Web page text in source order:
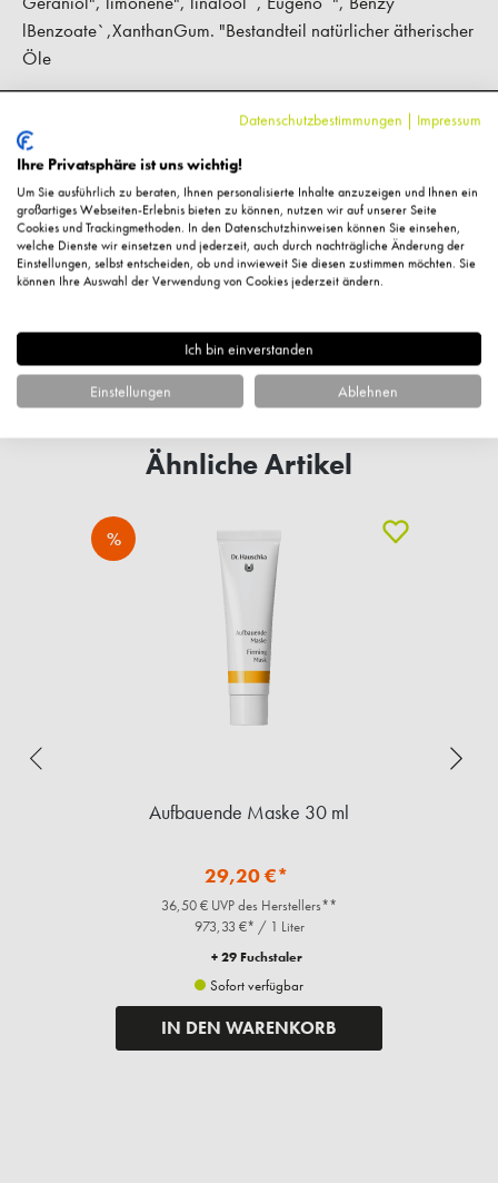
lBenzoate`,XanthanGum. "Bestandteil natürlicher ätherischer
Öle
Hersteller-Kontaktinformationen
Kundenbewertungen
Ähnliche Artikel
%
Aufbauende Maske 30 ml
29,20 €*
36,50 € UVP des Herstellers**
973,33 €* / 1 Liter
+ 29 Fuchstaler
Sofort verfügbar
IN DEN WARENKORB
Datenschutzbestimmungen | Impressum
Ihre Privatsphäre ist uns wichtig!
Um Sie ausführlich zu beraten, Ihnen personalisierte Inhalte anzuzeigen und Ihnen ein
großartiges Webseiten-Erlebnis bieten zu können, nutzen wir auf unserer Seite
Cookies und Trackingmethoden. In den Datenschutzhinweisen können Sie einsehen,
welche Dienste wir einsetzen und jederzeit, auch durch nachträgliche Änderung der
Einstellungen, selbst entscheiden, ob und inwieweit Sie diesen zustimmen möchten. Sie
können Ihre Auswahl der Verwendung von Cookies jederzeit ändern.
Ich bin einverstanden
Einstellungen Ablehnen